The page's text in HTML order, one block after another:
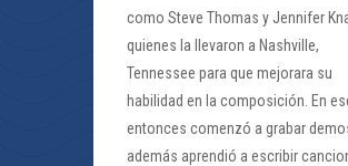
como Steve Thomas y Jennifer
quienes la llevaron a Nashville,
Tennessee para que mejorara su
habilidad en la composición. En
entonces comenzó a grabar
además aprendió a escribir